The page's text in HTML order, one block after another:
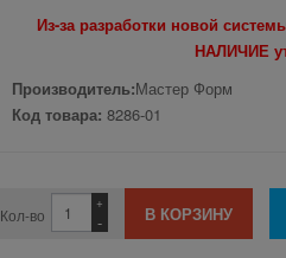
Из-за разработки новой
НАЛИЧИЕ
Производитель:Мастер Форм
Код товара: 8286-01
Кол-во -
+